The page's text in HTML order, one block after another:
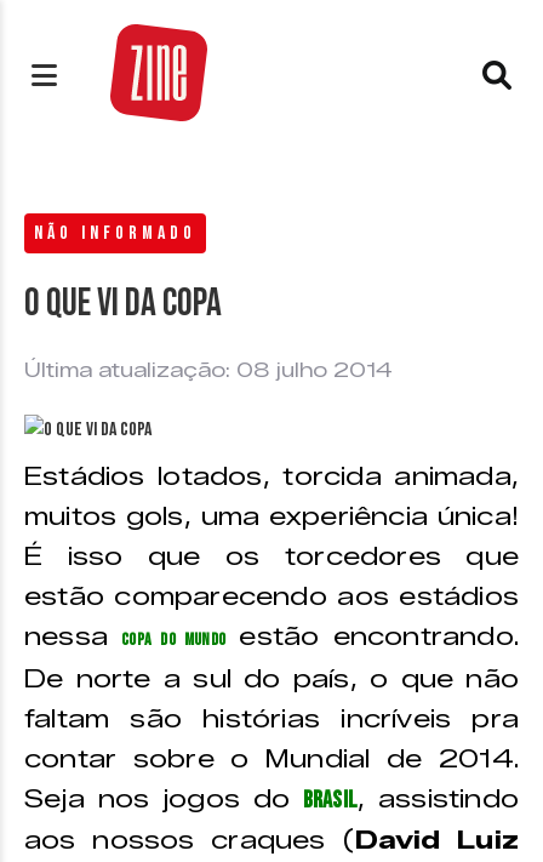
NÃO INFORMADO
O que vi da Copa
Última atualização: 08 julho 2014
Estádios lotados, torcida animada,
muitos gols, uma experiência única!
É isso que os torcedores que
estão comparecendo aos estádios
nessa
Copa do Mundoestão encontrando.
De norte a sul do país, o que não
faltam são histórias incríveis pra
contar sobre o Mundial de 2014.
Seja nos jogos do Brasil, assistindo
aos nossos craques (David Luiz